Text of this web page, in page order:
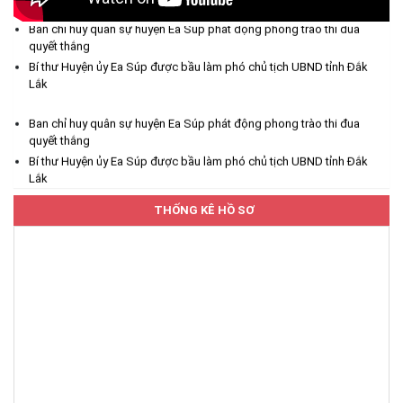
(04/08/2026)
UBND xã Ea Bung phát động hưởng ứng Cuộc thi "Gia đình
chuyển đổi số" tỉnh Đắk Lắk năm 2026
Thường trực Đảng ủy xã Ea Bung làm việc với cấp ủy Chi bộ
các thôn sau sắp xếp
(30/07/2026)
Hưởng ứng cao điểm tuần lễ truyền thông Lễ hội Sầu riêng Đắk
Ban chỉ huy quân sự huyện Ea Súp phát động phong trào thi đua
quyết thắng
Bí thư Huyện ủy Ea Súp được bầu làm phó chủ tịch UBND tỉnh Đắk
Lắk
Ban chỉ huy quân sự huyện Ea Súp phát động phong trào thi đua
quyết thắng
Bí thư Huyện ủy Ea Súp được bầu làm phó chủ tịch UBND tỉnh Đắk
Lắk
THỐNG KÊ HỒ SƠ